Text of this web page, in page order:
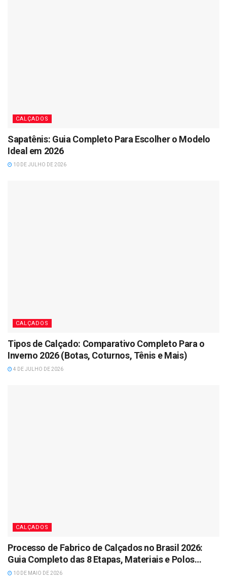
CALÇADOS
Sapatênis: Guia Completo Para Escolher o Modelo
Ideal em 2026
10 DE JULHO DE 2026
CALÇADOS
Tipos de Calçado: Comparativo Completo Para o
Inverno 2026 (Botas, Coturnos, Tênis e Mais)
4 DE JULHO DE 2026
CALÇADOS
Processo de Fabrico de Calçados no Brasil 2026:
Guia Completo das 8 Etapas, Materiais e Polos
Industriais
10 DE MAIO DE 2026